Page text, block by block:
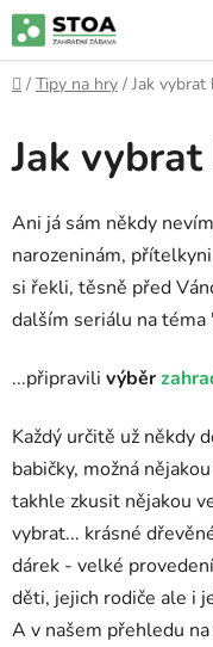
Přejít
na
obsah
Domů
/ Tipy na hry / Jak vybrat
Jak
Ani já sám někdy
narozeninám,
si řekli, těsně před
dalším seriálu na téma
...připravili výběr
Každý určitě už někdy
babičky, možná
takhle zkusit nějakou
vybrat... krásné
dárek - velké
děti, jejich rodiče ale i
A v našem přehledu